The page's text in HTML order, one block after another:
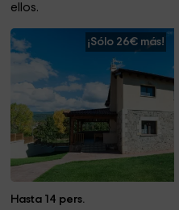
ellos.
¡Sólo 26€ más!
Hasta 14 pers.